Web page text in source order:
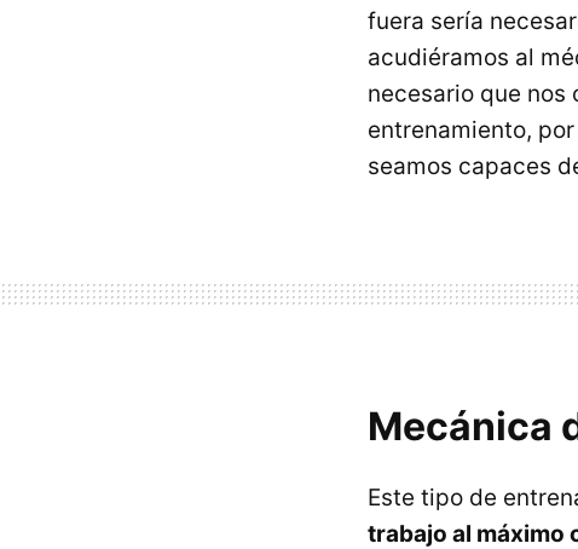
fuera sería
acudiéramos al
necesario que nos
entrenamiento,
seamos capaces
Mecánica
Este tipo de
trabajo al máximo